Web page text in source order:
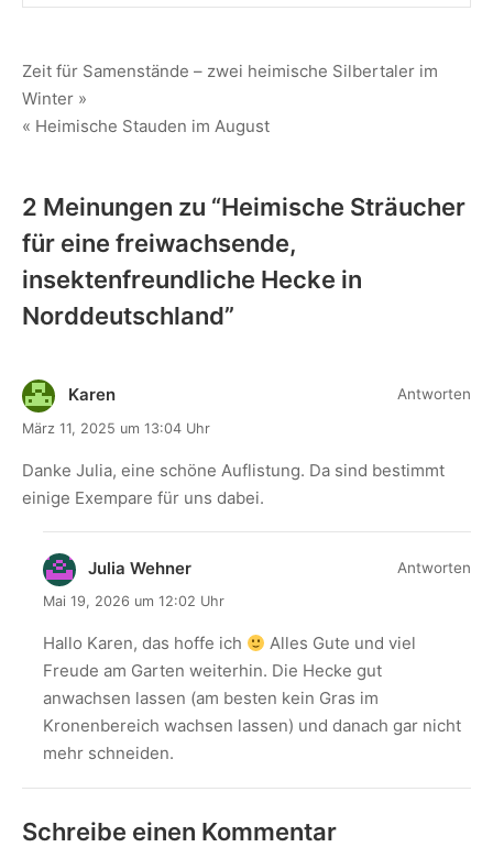
Zeit für Samenstände – zwei heimische Silbertaler im
Winter »
« Heimische Stauden im August
2 Meinungen zu “Heimische Sträucher
für eine freiwachsende,
insektenfreundliche Hecke in
Norddeutschland”
Karen
März 11, 2025 um 13:04 Uhr
Danke Julia, eine schöne Auflistung. Da sind bestimmt
einige Exempare für uns dabei.
Antworten
Julia Wehner
Mai 19, 2026 um 12:02 Uhr
Hallo Karen, das hoffe ich
Alles Gute und viel
Freude am Garten weiterhin. Die Hecke gut
anwachsen lassen (am besten kein Gras im
Kronenbereich wachsen lassen) und danach gar nicht
mehr schneiden.
Antworten
Schreibe einen Kommentar